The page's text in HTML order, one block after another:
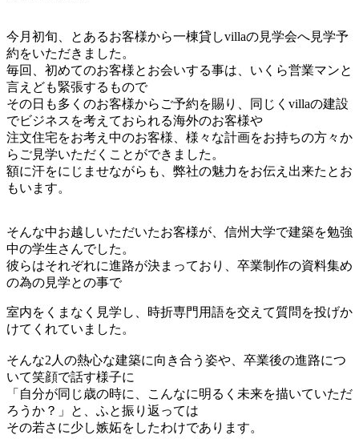
今月初旬、とあるお客様から一棟貸しvillaの見学会へ見学予
約をいただきました。
毎回、初めてのお客様とお会いする事は、いくら営業マンと
言えども緊張するもので
その日も多くのお客様からご予約を賜り、同じくvillaの建設
でビジネスを考えておられる海外のお客様や
注文住宅をお考え中のお客様、様々な計画をお持ちの方々か
らご見学いただくことができました。
額に汗をにじませながらも、弊社の魅力をお伝え出来たとお
もいます。
そんな中お越しいただいたお客様が、信州大学で建築を勉強
中の学生さんでした。
彼らはそれぞれに進路が決まっており、卒業制作の資料集め
の為の見学との事で
室内をくまなく見学し、時折専門用語を交えて質問を投げか
けてくれていました。
そんな2人の熱心な建築に向き合う姿や、卒業後の進路につ
いて笑顔で話す様子に
「自分が同じ歳の時に、こんなに明るく未来を描いていただ
ろうか？」と、ふと振り返っては
その若さに少し嫉妬をしたわけであります。